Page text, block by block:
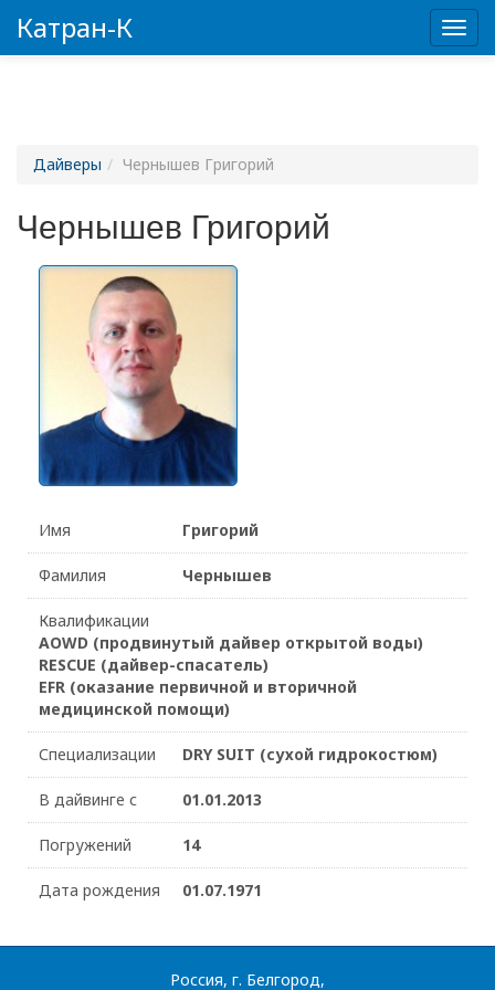
Катран-К
Дайверы Чернышев Григорий
Чернышев Григорий
Имя Григорий
Фамилия Чернышев
Квалификации
AOWD (продвинутый дайвер открытой воды)
RESCUE (дайвер-спасатель)
EFR (оказание первичной и вторичной
медицинской помощи)
Специализации DRY SUIT (сухой гидрокостюм)
В дайвинге с 01.01.2013
Погружений 14
Дата рождения 01.07.1971
Россия, г. Белгород,